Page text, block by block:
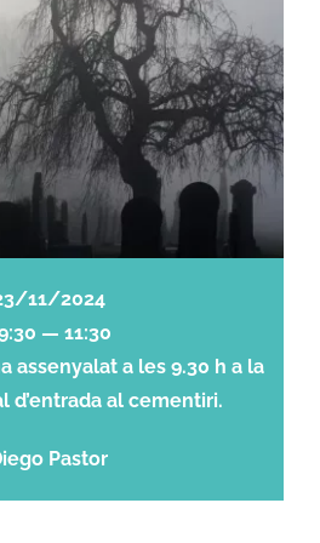
11/2024
— 11:30
assenyalat a les 9.30 h a la
d’entrada al cementiri.
Pastor